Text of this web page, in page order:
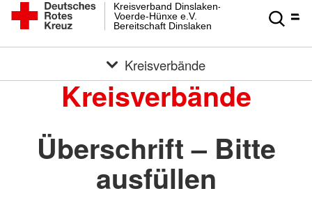
Bereitschaft Dinslaken
Voerde-Hünxe e.V.
Kreisverband Dinslaken-
Kreisverbände
Kreisverbände
Überschrift – Bitte
ausfüllen